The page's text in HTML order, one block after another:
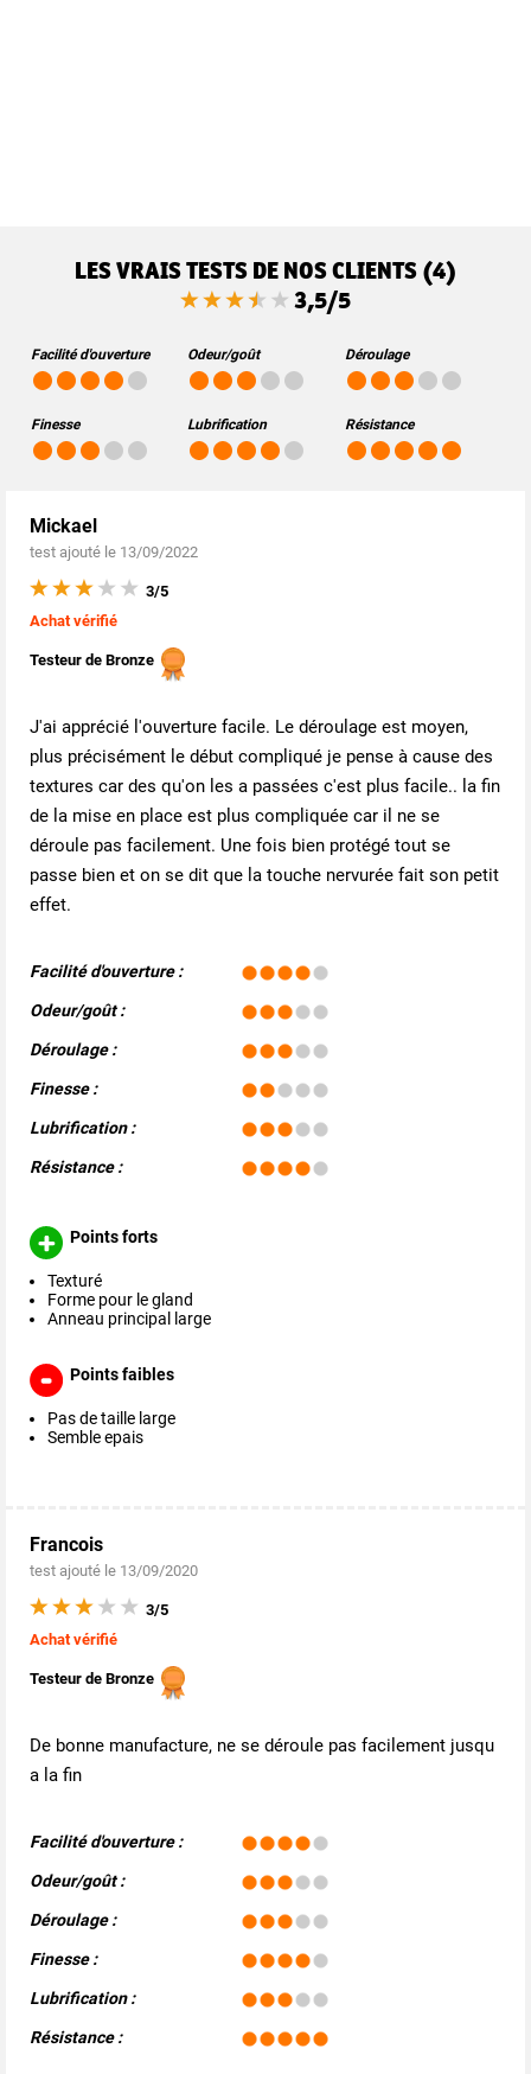
LES VRAIS TESTS DE NOS CLIENTS (4)
3,5/5
Facilité d'ouverture Odeur/goût Déroulage
Finesse Lubrification Résistance
Mickael
test ajouté le 13/09/2022
3/5
Achat vérifié
Testeur de Bronze
J'ai apprécié l'ouverture facile. Le déroulage est moyen,
plus précisément le début compliqué je pense à cause des
textures car des qu'on les a passées c'est plus facile.. la fin
de la mise en place est plus compliquée car il ne se
déroule pas facilement. Une fois bien protégé tout se
passe bien et on se dit que la touche nervurée fait son petit
effet.
Facilité d'ouverture :
Odeur/goût :
Déroulage :
Finesse :
Lubrification :
Résistance :
Points forts
Texturé
Forme pour le gland
Anneau principal large
Points faibles
Pas de taille large
Semble epais
Francois
test ajouté le 13/09/2020
3/5
Achat vérifié
Testeur de Bronze
De bonne manufacture, ne se déroule pas facilement jusqu
a la fin
Facilité d'ouverture :
Odeur/goût :
Déroulage :
Finesse :
Lubrification :
Résistance :